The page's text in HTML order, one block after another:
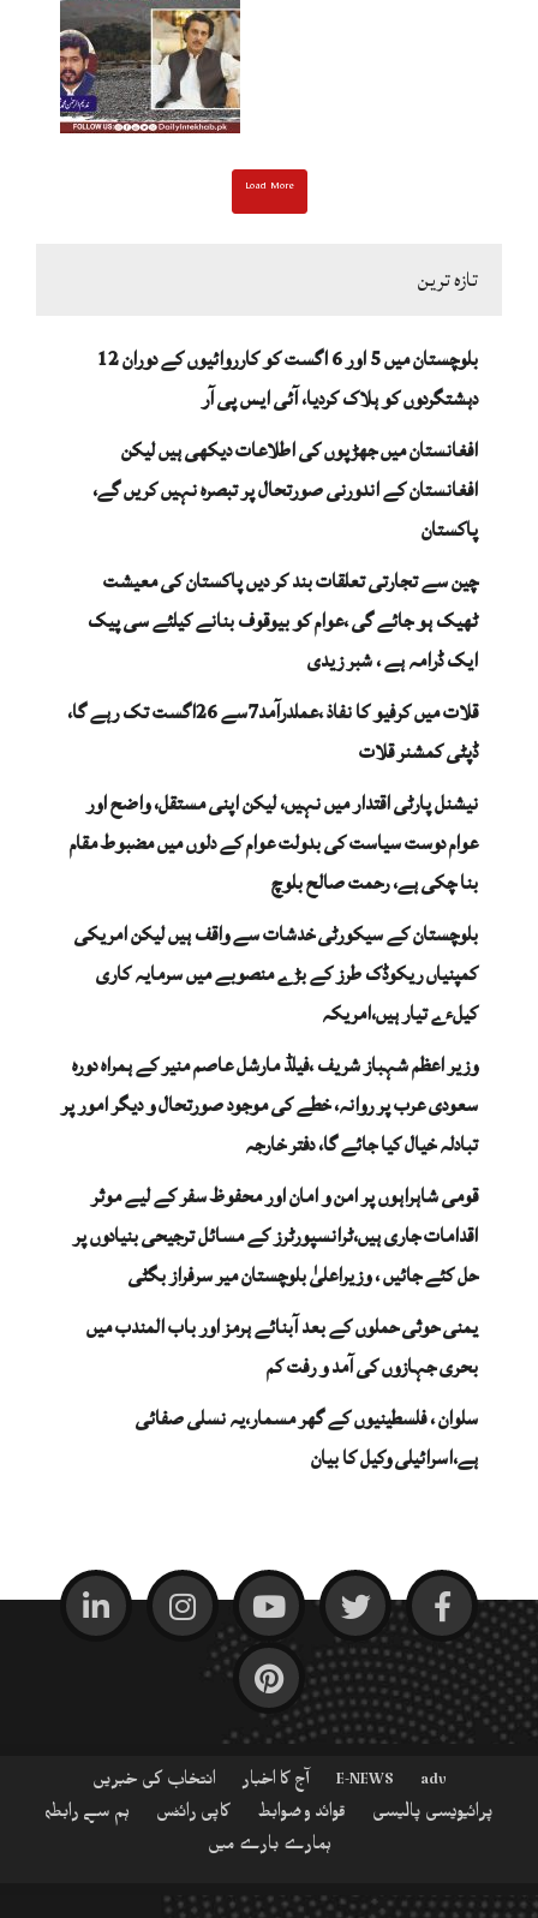
Load More
تازہ ترین
بلوچستان میں 5 اور 6 اگست کو کارروائیوں کے دوران 12
دہشتگردوں کو ہلاک کردیا، آئی ایس پی آر
افغانستان میں جھڑپوں کی اطلاعات دیکھی ہیں لیکن
افغانستان کے اندورنی صورتحال پر تبصرہ نہیں کریں گے،
پاکستان
چین سے تجارتی تعلقات بند کر دیں پاکستان کی معیشت
ٹھیک ہو جائے گی ،عوام کو بیوقوف بنانے کیلئے سی پیک
ایک ڈرامہ ہے ، شبر زیدی
قلات میں کرفیو کا نفاذ ،عملدرآمد7سے 26اگست تک رہے گا،
ڈپٹی کمشنر قلات
نیشنل پارٹی اقتدار میں نہیں، لیکن اپنی مستقل، واضح اور
عوام دوست سیاست کی بدولت عوام کے دلوں میں مضبوط مقام
بنا چکی ہے، رحمت صالح بلوچ
بلوچستان کے سیکورٹی خدشات سے واقف ہیں لیکن امریکی
کمپنیاں ریکوڈک طرز کے بڑے منصوبے میں سرمایہ کاری
کیلءے تیار ہیں،امریکہ
وزیر اعظم شہباز شریف ،فیلڈ مارشل عاصم منیر کے ہمراہ دورہ
سعودی عرب پر روانہ، خطے کی موجود صورتحال و دیگر امور پر
تبادلہ خیال کیا جائے گا، دفتر خارجہ
قومی شاہراہوں پر امن و امان اور محفوظ سفر کے لیے موثر
اقدامات جاری ہیں،ٹرانسپورٹرز کے مسائل ترجیحی بنیادوں پر
حل کئے جائیں ، وزیراعلیٰ بلوچستان میر سرفراز بگٹی
یمنی حوثی حملوں کے بعد آبنائے ہرمز اور باب المندب میں
بحری جہازوں کی آمد و رفت کم
سلوان ، فلسطینیوں کے گھر مسمار،یہ نسلی صفائی
ہے،اسرائیلی وکیل کا بیان
adv
E-NEWS آج کا اخبار
انتخاب کی خبریں
پرائیویسی پالیسی
قوائد و ضوابط کاپی رائٹس
ہم سے رابطہ
ہمارے بارے میں